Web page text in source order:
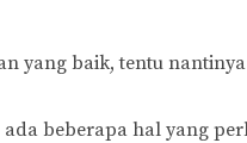
baik, tentu
beberapa hal yang